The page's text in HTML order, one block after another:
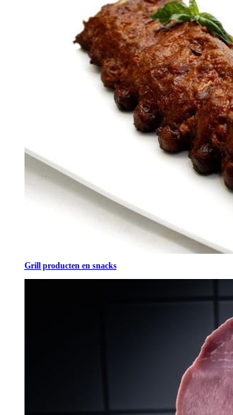
Grill producten en snacks